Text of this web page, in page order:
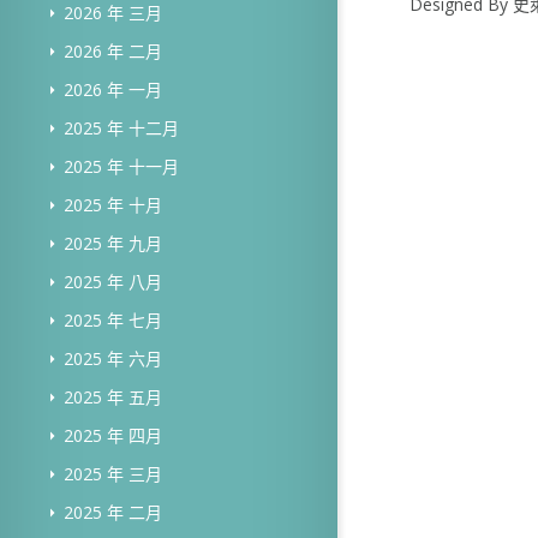
2026 年 三月
2026 年 二月
2026 年 一月
2025 年 十二月
2025 年 十一月
2025 年 十月
2025 年 九月
2025 年 八月
2025 年 七月
2025 年 六月
2025 年 五月
2025 年 四月
2025 年 三月
2025 年 二月